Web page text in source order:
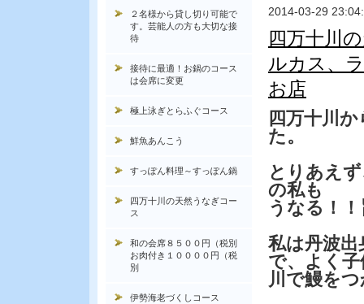
2014-03-29
四万十川
ルカス、
お店
四万十川
た。
とりあえ
の私も
うなる！
私は丹波出
で、よく
川で鰻を
２名様から貸し切り可能で
す。芸能人の方も大切な接
待
接待に最適！お鍋のコース
は会席に変更
極上泳ぎとらふぐコース
鮮魚あんこう
すっぽん料理～すっぽん鍋
四万十川の天然うなぎコー
ス
和の会席８５００円（税別
お肉付き１００００円（税
別
伊勢海老づくしコース